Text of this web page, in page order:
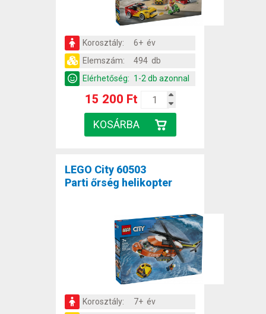
Korosztály:
6+ év
Elemszám:
494 db
Elérhetőség: 1-2 db azonnal
15 200 Ft
LEGO City 60503
Parti őrség helikopter
Korosztály:
7+ év